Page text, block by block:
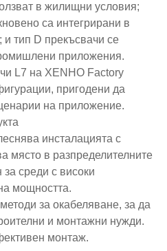
в жилищни условия;
са интегрирани в
тип D прекъсвачи се
приложения.
L7 на XENHO Factory
пригодени да
на приложение.
инсталацията с
място в разпределителните
за среди с високи
мощността.
за окабеляване, за да
и монтажни нужди.
монтаж.